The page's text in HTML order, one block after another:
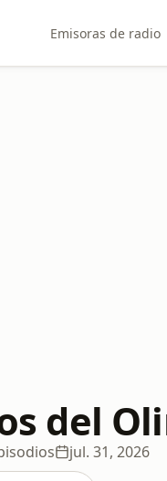
Emisoras de radio
del
jul. 31, 2026